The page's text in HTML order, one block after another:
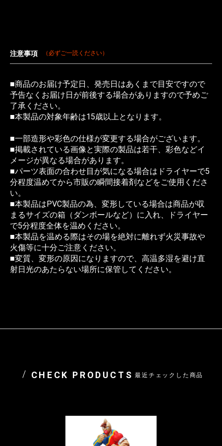
注意事項 （必ずご一読ください）
■商品のお届け予定日、発売日はあくまで目安ですので
予告なくお届け日が前後する場合がありますので予めご
了承ください。
■本製品の対象年齢は15歳以上となります。
■一部造形や彩色の仕様が変更する場合がございます。
■掲載されている画像と実際の製品は若干、彩色などイ
メージが異なる場合があります。
■パーツ表面の合わせ目が気になる場合はドライヤーで5
分程度温めてから市販の瞬間接着剤などをご使用くださ
い。
■本製品はPVC製品の為、変形している場合は商品が収
まるサイズの箱（ダンボールなど）に入れ、ドライヤー
で5分程度全体を温めください。
■本製品を温める際はその場を絶対に離れず火災事故や
火傷等に十分ご注意ください。
■変質、変形の原因になりますので、高温多湿を避け直
射日光のあたらない場所に保管してください。
CHECK PRODUCTS 最近チェックした商品